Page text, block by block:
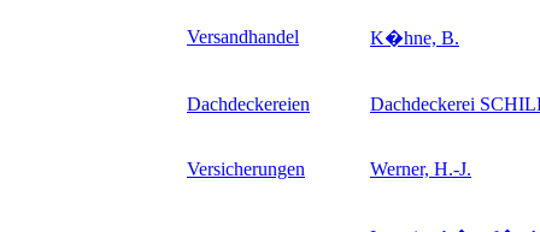
Versandhandel K�hne, B.
Dachdeckereien Dachdeckerei
Versicherungen Werner, H.-J.